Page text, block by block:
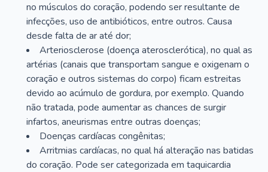
no músculos do coração, podendo ser resultante de
infecções, uso de antibióticos, entre outros. Causa
desde falta de ar até dor;
Arteriosclerose (doença aterosclerótica), no qual as
artérias (canais que transportam sangue e oxigenam o
coração e outros sistemas do corpo) ficam estreitas
devido ao acúmulo de gordura, por exemplo. Quando
não tratada, pode aumentar as chances de surgir
infartos, aneurismas entre outras doenças;
Doenças cardíacas congênitas;
Arritmias cardíacas, no qual há alteração nas batidas
do coração. Pode ser categorizada em taquicardia